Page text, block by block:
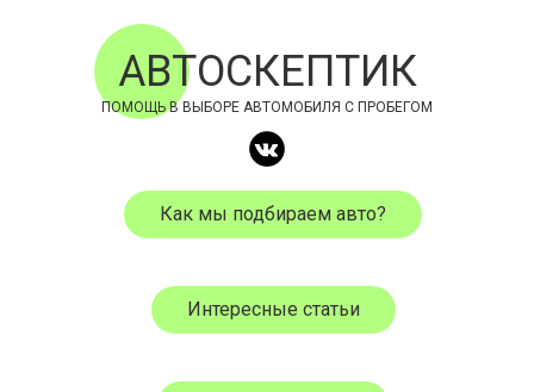
АВТОСКЕПТИК
ПОМОЩЬ В ВЫБОРЕ АВТОМОБИЛЯ С ПРОБЕГОМ
Как мы подбираем авто?
Интересные статьи